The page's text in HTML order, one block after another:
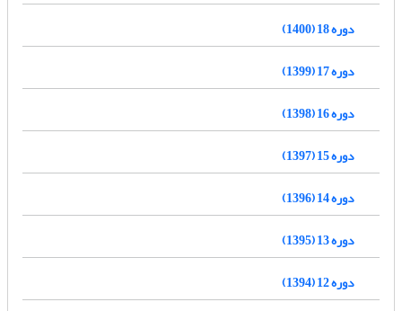
دوره 18 (1400)
دوره 17 (1399)
دوره 16 (1398)
دوره 15 (1397)
دوره 14 (1396)
دوره 13 (1395)
دوره 12 (1394)